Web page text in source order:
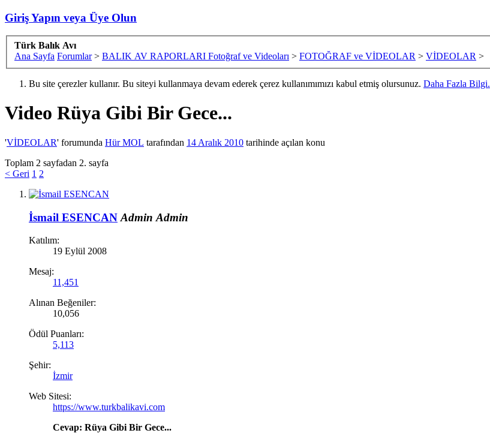
Giriş Yapın veya Üye Olun
Türk Balık Avı
Ana Sayfa Forumlar > BALIK AV RAPORLARI Fotoğraf ve Videoları > FOTOĞRAF ve VİDEOLAR > VİDEOLAR >
Bu site çerezler kullanır. Bu siteyi kullanmaya devam ederek çerez kullanımımızı kabul etmiş olursunuz. Daha Fazla Bilgi.
Video Rüya Gibi Bir Gece...
'VİDEOLAR' forumunda Hür MOL tarafından 14 Aralık 2010 tarihinde açılan konu
Toplam 2 sayfadan 2. sayfa
< Geri 1 2
İsmail ESENCAN Admin Admin
Katılım:
19 Eylül 2008
Mesaj:
11,451
Alınan Beğeniler:
10,056
Ödül Puanları:
5,113
Şehir:
İzmir
Web Sitesi:
https://www.turkbalikavi.com
Cevap: Rüya Gibi Bir Gece...